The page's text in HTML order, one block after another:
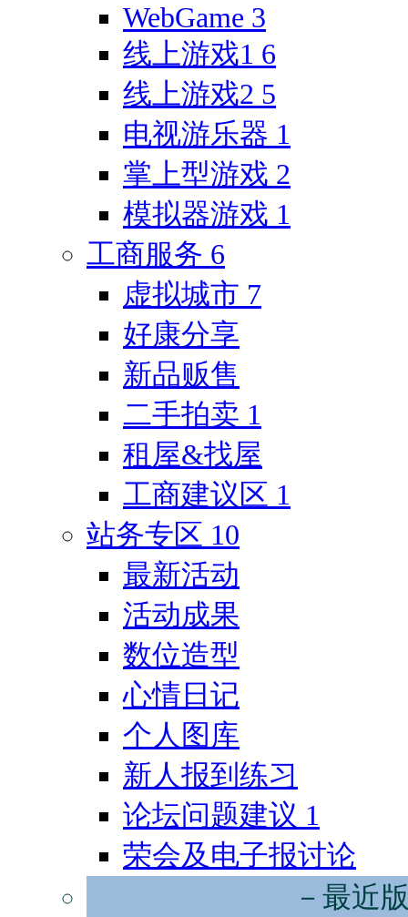
WebGame 3
线上游戏1 6
线上游戏2 5
电视游乐器 1
掌上型游戏 2
模拟器游戏 1
工商服务 6
虚拟城市 7
好康分享
新品贩售
二手拍卖 1
租屋&找屋
工商建议区 1
站务专区 10
最新活动
活动成果
数位造型
心情日记
个人图库
新人报到练习
论坛问题建议 1
荣会及电子报讨论
－最近